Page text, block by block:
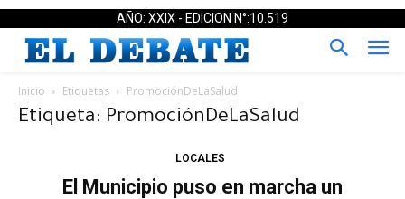
AÑO: XXIX - EDICION N°:10.519
Inicio Etiquetas PromociónDeLaSalud
Etiqueta: PromociónDeLaSalud
LOCALES
El Municipio puso en marcha un